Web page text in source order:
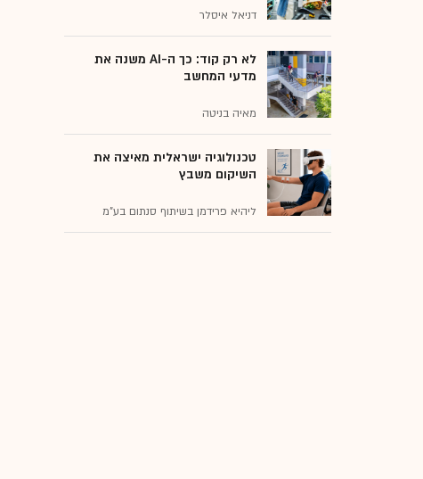
דניאל איסלר
לא רק קוד: כך ה-AI משנה את
מדעי המחשב
מאיה בניטה
טכנולוגיה ישראלית מאיצה את
השיקום משבץ
ליהיא פרידמן בשיתוף סנתום בע"מ